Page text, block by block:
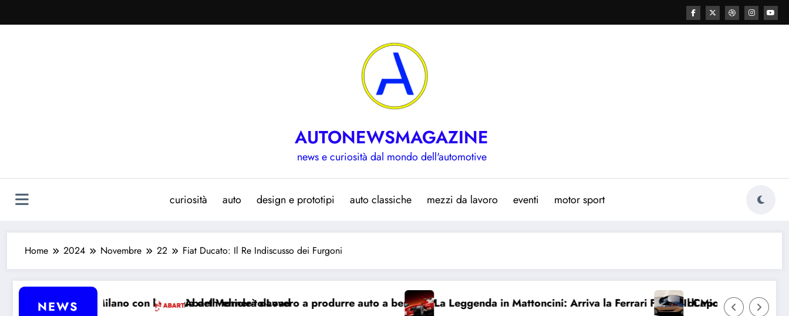
al
AUTONEWSMAGAZINE
news e curiosità dal mondo dell'automotive
curiosità auto design e prototipi auto classiche mezzi da lavoro eventi motor sport
Home 2024 Novembre 22 Fiat Ducato: Il Re Indiscusso dei Furgoni
NEWS
con la magia del Vehicle-to-Load
Abarth tornerà davvero a produrre auto a benzina?La Leggenda in Mattoncini: Arriva la Ferrari F2004 di Michael Schumacher
Il Capolavoro Perduto: L’Alfa Romeo “Bella”